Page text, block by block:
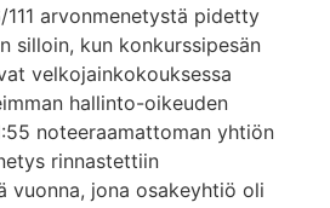
111 arvonmenetystä pidetty
silloin, kun konkurssipesän
velkojainkokouksessa
hallinto-oikeuden
noteeraamattoman yhtiön
rinnastettiin
vuonna, jona osakeyhtiö oli